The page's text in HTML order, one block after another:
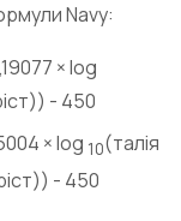
Navy:
× log
- 450
× log 10(талія
- 450